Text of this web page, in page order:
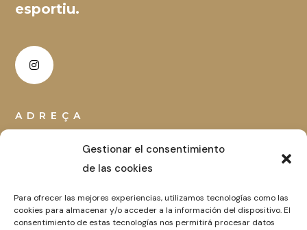
Gestionar el consentimiento
de las cookies
Para ofrecer las mejores experiencias, utilizamos tecnologías como las
cookies para almacenar y/o acceder a la información del dispositivo. El
consentimiento de estas tecnologías nos permitirá procesar datos
esportiu.
ADREÇA
EMAIL
sports@massola.com